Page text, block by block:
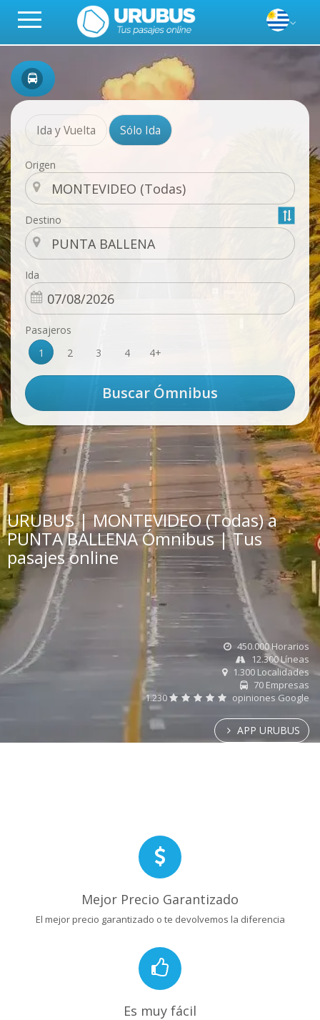
Ida y Vuelta Sólo Ida
Origen
Destino
Ida
Pasajeros
1
2 3 4 4+
URUBUS | MONTEVIDEO (Todas) a
PUNTA BALLENA Ómnibus | Tus
pasajes online
450.000 Horarios
12.300 Líneas
1.300 Localidades
70 Empresas
1.230
opiniones Google
APP URUBUS
Mejor Precio Garantizado
El mejor precio garantizado o te devolvemos la diferencia
Es muy fácil